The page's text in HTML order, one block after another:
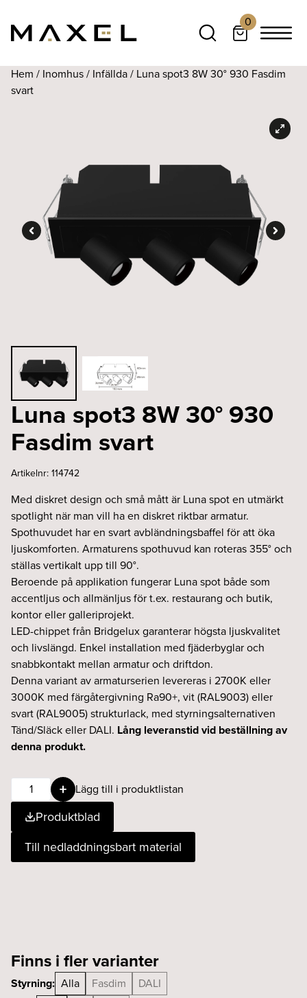
0
Hem / Inomhus/ Infällda/ Luna spot3 8W 30° 930 Fasdim
svart
Luna spot3 8W 30° 930
Fasdim svart
Artikelnr:114742
Med diskret design och små mått är Luna spot en utmärkt
spotlight när man vill ha en diskret riktbar armatur.
Spothuvudet har en svart avbländningsbaffel för att öka
ljuskomforten. Armaturens spothuvud kan roteras 355° och
ställas vertikalt upp till 90°.
Beroende på applikation fungerar Luna spot både som
accentljus och allmänljus för t.ex. restaurang och butik,
kontor eller galleriprojekt.
LED-chippet från Bridgelux garanterar högsta ljuskvalitet
och livslängd. Enkel installation med fjäderbyglar och
snabbkontakt mellan armatur och driftdon.
Denna variant av armaturserien levereras i 2700K eller
3000K med färgåtergivning Ra90+, vit (RAL9003) eller
svart (RAL9005) strukturlack, med styrningsalternativen
Tänd/Släck eller DALI. Lång leveranstid vid beställning av
denna produkt.
Luna
spot3
8W
30°
930
Fasdim
Lägg till i produktlistan
Produktblad
Till nedladdningsbart material
Finns i fler varianter
Styrning: Alla Fasdim
DALI